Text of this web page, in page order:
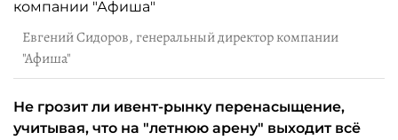
Евгений Сидоров, генеральный директор компании
"Афиша"
Не грозит ли ивент-рынку перенасыщение,
учитывая, что на "летнюю арену" выходит всё